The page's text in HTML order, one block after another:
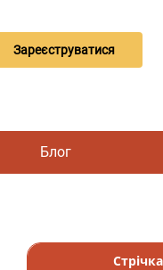
Зареєструватися
Блог